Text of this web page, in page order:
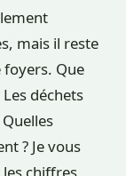
mais il reste
foyers. Que
déchets
? Je vous